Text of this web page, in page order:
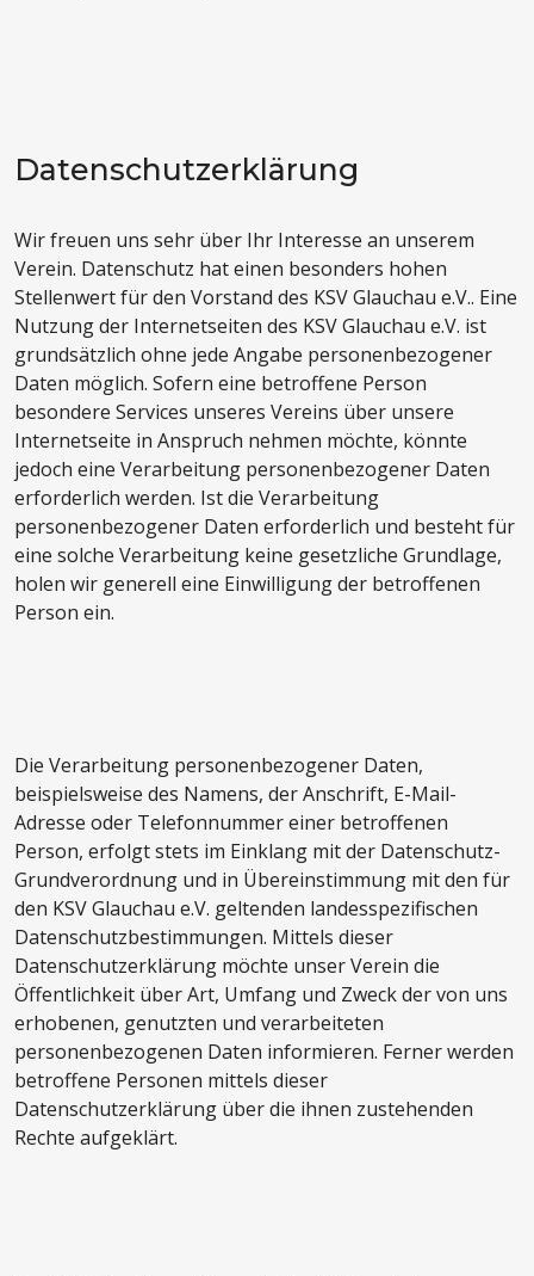
Datenschutzerklärung
Wir freuen uns sehr über Ihr Interesse an unserem
Verein. Datenschutz hat einen besonders hohen
Stellenwert für den Vorstand des KSV Glauchau e.V.. Eine
Nutzung der Internetseiten des KSV Glauchau e.V. ist
grundsätzlich ohne jede Angabe personenbezogener
Daten möglich. Sofern eine betroffene Person
besondere Services unseres Vereins über unsere
Internetseite in Anspruch nehmen möchte, könnte
jedoch eine Verarbeitung personenbezogener Daten
erforderlich werden. Ist die Verarbeitung
personenbezogener Daten erforderlich und besteht für
eine solche Verarbeitung keine gesetzliche Grundlage,
holen wir generell eine Einwilligung der betroffenen
Person ein.
Die Verarbeitung personenbezogener Daten,
beispielsweise des Namens, der Anschrift, E-Mail-
Adresse oder Telefonnummer einer betroffenen
Person, erfolgt stets im Einklang mit der Datenschutz-
Grundverordnung und in Übereinstimmung mit den für
den KSV Glauchau e.V. geltenden landesspezifischen
Datenschutzbestimmungen. Mittels dieser
Datenschutzerklärung möchte unser Verein die
Öffentlichkeit über Art, Umfang und Zweck der von uns
erhobenen, genutzten und verarbeiteten
personenbezogenen Daten informieren. Ferner werden
betroffene Personen mittels dieser
Datenschutzerklärung über die ihnen zustehenden
Rechte aufgeklärt.